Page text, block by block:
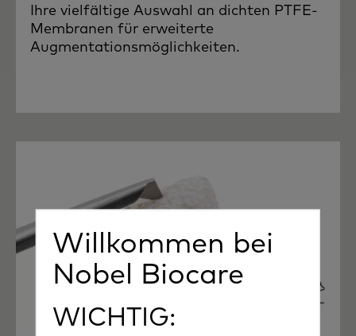
Ihre vielfältige Auswahl an dichten PTFE-
Membranen für erweiterte
Augmentationsmöglichkeiten.
Willkommen bei
Nobel Biocare
WICHTIG: